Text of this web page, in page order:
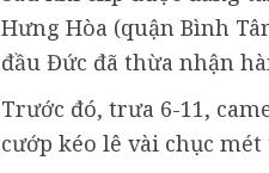
Hưng Hòa (quận Bình
đầu Đức đã thừa nhận
Trước đó, trưa 6-11,
cướp kéo lê vài chục